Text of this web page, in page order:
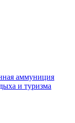
аммуниция
и туризма